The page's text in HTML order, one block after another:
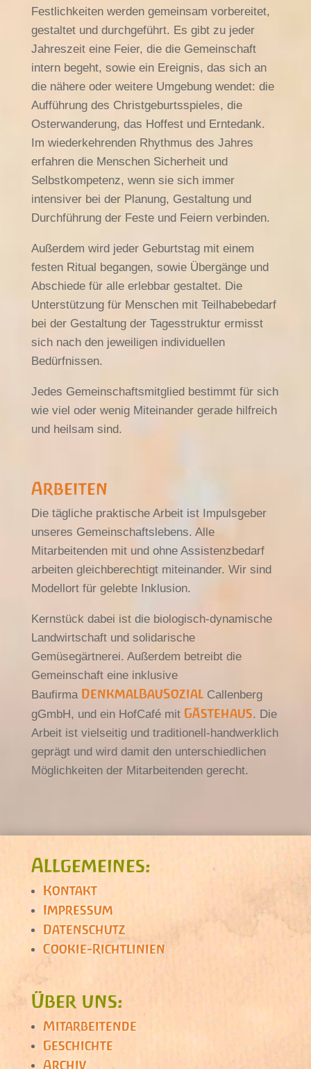
Festlichkeiten werden gemeinsam vorbereitet,
gestaltet und durchgeführt. Es gibt zu jeder
Jahreszeit eine Feier, die die Gemeinschaft
intern begeht, sowie ein Ereignis, das sich an
die nähere oder weitere Umgebung wendet: die
Aufführung des Christgeburtsspieles, die
Osterwanderung, das Hoffest und Erntedank.
Im wiederkehrenden Rhythmus des Jahres
erfahren die Menschen Sicherheit und
Selbstkompetenz, wenn sie sich immer
intensiver bei der Planung, Gestaltung und
Durchführung der Feste und Feiern verbinden.
Außerdem wird jeder Geburtstag mit einem
festen Ritual begangen, sowie Übergänge und
Abschiede für alle erlebbar gestaltet. Die
Unterstützung für Menschen mit Teilhabebedarf
bei der Gestaltung der Tagesstruktur ermisst
sich nach den jeweiligen individuellen
Bedürfnissen.
Jedes Gemeinschaftsmitglied bestimmt für sich
wie viel oder wenig Miteinander gerade hilfreich
und heilsam sind.
Arbeiten
Die tägliche praktische Arbeit ist Impulsgeber
unseres Gemeinschaftslebens. Alle
Mitarbeitenden mit und ohne Assistenzbedarf
arbeiten gleichberechtigt miteinander. Wir sind
Modellort für gelebte Inklusion.
Kernstück dabei ist die biologisch-dynamische
Landwirtschaft und solidarische
Gemüsegärtnerei. Außerdem betreibt die
Gemeinschaft eine inklusive
Baufirma DenkmalBauSozial Callenberg
gGmbH, und ein HofCafé mit Gästehaus. Die
Arbeit ist vielseitig und traditionell-handwerklich
geprägt und wird damit den unterschiedlichen
Möglichkeiten der Mitarbeitenden gerecht.
Allgemeines:
Kontakt
Impressum
Datenschutz
Cookie-Richtlinien
Über uns:
Mitarbeitende
Geschichte
Archiv